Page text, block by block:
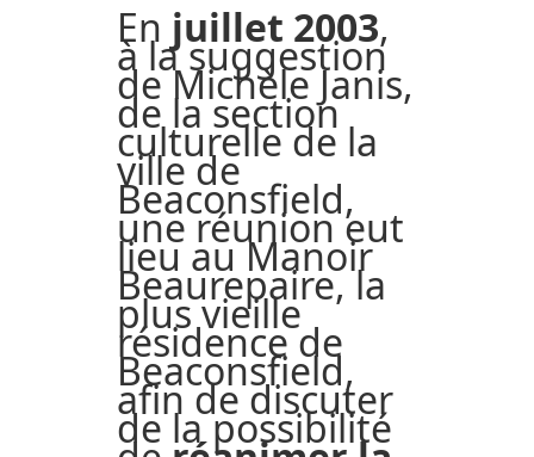
En juillet 2003,
à la suggestion
de Michèle Janis,
de la section
culturelle de la
ville de
Beaconsfield,
une réunion eut
lieu au Manoir
Beaurepaire, la
plus vieille
résidence de
Beaconsfield,
afin de discuter
de la possibilité